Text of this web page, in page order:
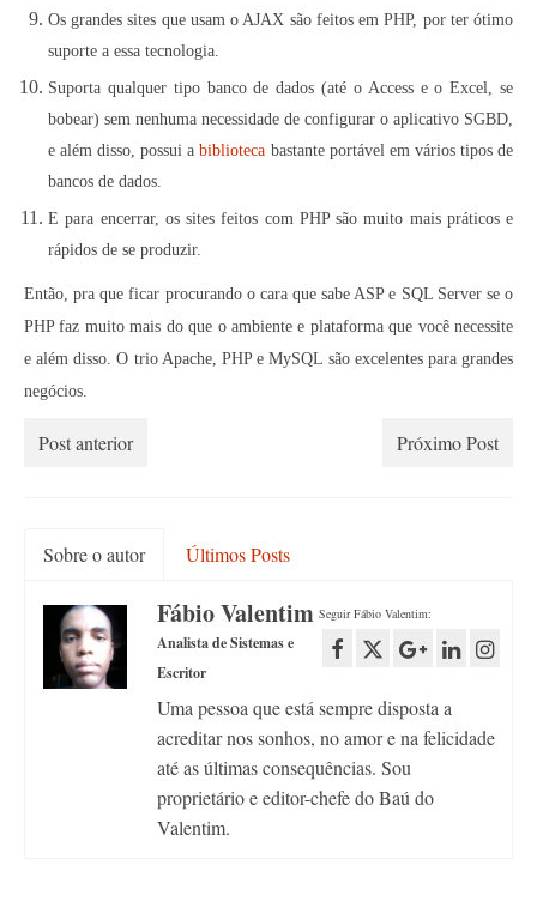
Os grandes sites que usam o AJAX são feitos em PHP, por ter ótimo
suporte a essa tecnologia.
Suporta qualquer tipo banco de dados (até o Access e o Excel, se
bobear) sem nenhuma necessidade de configurar o aplicativo SGBD,
e além disso, possui abiblioteca bastante portável em vários tipos de
bancos de dados.
E para encerrar, os sites feitos com PHP são muito mais práticos e
rápidos de se produzir.
Então, pra que ficar procurando o cara que sabe ASP e SQL Server se o
PHP faz muito mais do que o ambiente e plataforma que você necessite
e além disso. O trio Apache, PHP e MySQL são excelentes para grandes
negócios.
Post anterior Próximo Post
Sobre o autor Últimos Posts
Seguir Fábio Valentim:
Fábio Valentim
Analista de Sistemas e
Escritor
Uma pessoa que está sempre disposta a
acreditar nos sonhos, no amor e na felicidade
até as últimas consequências. Sou
proprietário e editor-chefe do Baú do
Valentim.